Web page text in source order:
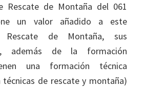
Rescate de Montaña del 061
un valor añadido a este
de Montaña, sus
además de la formación
una formación técnica
técnicas de rescate y montaña)